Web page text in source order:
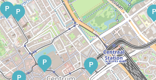
P
P
P
P
P P